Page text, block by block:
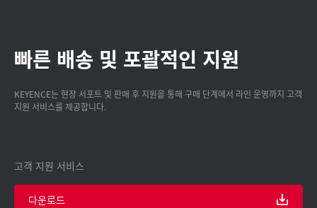
빠른 배송 및 포괄적인 지원
KEYENCE는 현장 서포트 및 판매 후 지원을 통해 구매 단계에서 라인 운영까지 고객
지원 서비스를 제공합니다.
고객 지원 서비스
다운로드